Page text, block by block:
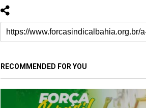
RECOMMENDED FOR YOU